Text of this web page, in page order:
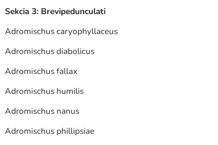
Sekcia 3: Brevipedunculati
Adromischus caryophyllaceus
Adromischus diabolicus
Adromischus fallax
Adromischus humilis
Adromischus nanus
Adromischus phillipsiae